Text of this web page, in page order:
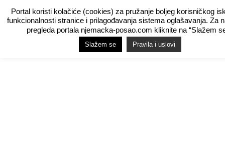
Portal koristi kolačiće (cookies) za pružanje boljeg korisničkog
funkcionalnosti stranice i prilagođavanja sistema oglašavanja. Za
pregleda portala njemacka-posao.com kliknite na “Slažem
Slažem se Pravila i uslovi